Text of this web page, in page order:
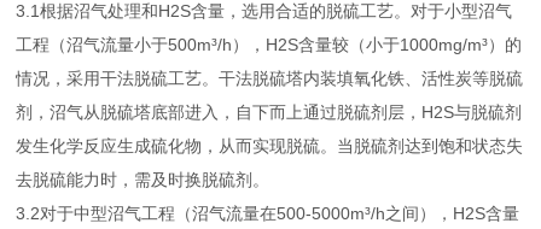
3.1根据沼气处理和H2S含量，选用合适的脱硫工艺。对于小型沼气
工程（沼气流量小于500m³/h），H2S含量较（小于1000mg/m³）的
情况，采用干法脱硫工艺。干法脱硫塔内装填氧化铁、活性炭等脱硫
剂，沼气从脱硫塔底部进入，自下而上通过脱硫剂层，H2S与脱硫剂
发生化学反应生成硫化物，从而实现脱硫。当脱硫剂达到饱和状态失
去脱硫能力时，需及时换脱硫剂。
3.2对于中型沼气工程（沼气流量在500-5000m³/h之间），H2S含量